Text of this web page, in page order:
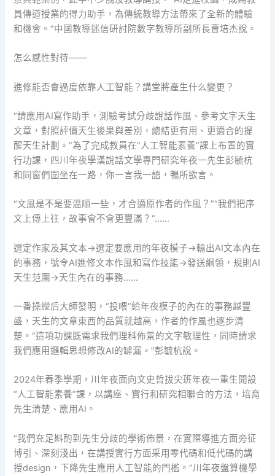
員傳道授業的得力助手，為傳統教導方法帶來了全新的體驗
和機會。”中國教導迷信研討院數字教導所副所長曹培杰說。
怎么感性對待——
進修能否會過度依靠人工智能？講堂將產生什么變更？
“請應用AI寫作助手，測驗考試分歧說話作風、參考文字天生
文章，對照評價天生後果與差別，總結更有用、更適合的提
醒天生計劃。”為了完成教員在“人工智能素養”課上布置的實
行功課，四川年夜學漢說話文學專門研究年夜一先生彭毓杭
和同窗們圍坐在一路，你一言我一語，暢所欲言。
“文風是不是要溫順一些，才合適原作者的作風？”“我們把序
文上傳上往，故事會不會更豐滿？”……
選定作家及其文本→選定要應用的年夜模子→輸出AI文本內在
的事務，號令AI進修文本作風和寫作技能→發送綱領，規則AI
天生范圍→天生內在的事務……
一番操縱后大師發明，“投喂”給年夜模子的內在的事務越豐
盛，天生的文章東西的品質就越高，作者的作風也逐步清
楚。“這項功課既需求我們理科佈景的文字敏理性，同時請求
我們應用邏輯思想修改AI的罅漏。”彭毓杭說。
2024年春季學期，川年夜面向文史哲拔尖班年夜一重生開設
“人工智能素養”課，以講座、實行和研究相聯合的方法，培育
先生清楚、應用AI。
“我們充足斟酌到先生分歧的學術佈景，在實際導進方面旁征
博引、深刻淺出，在講授實行方面采用零代碼和低代碼的講
授design，下降先生應用人工智能的門檻。”川年夜盤算機學